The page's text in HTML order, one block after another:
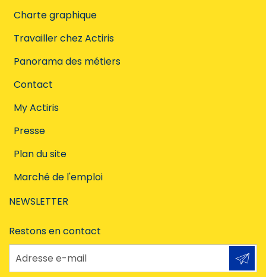
Charte graphique
Travailler chez Actiris
Panorama des métiers
Contact
My Actiris
Presse
Plan du site
Marché de l'emploi
NEWSLETTER
Restons en contact
Adresse e-mail